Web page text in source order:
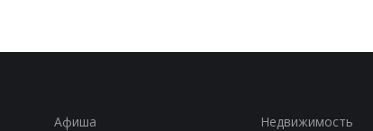
Афиша Недвижимость